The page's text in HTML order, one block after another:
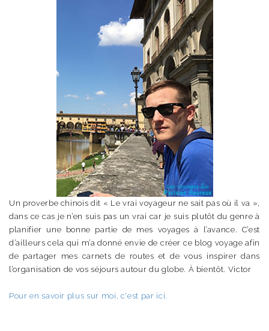
Un proverbe chinois dit « Le vrai voyageur ne sait pas où il va »,
dans ce cas je n’en suis pas un vrai car je suis plutôt du genre à
planifier une bonne partie de mes voyages à l’avance. C’est
d’ailleurs cela qui m’a donné envie de créer ce blog voyage afin
de partager mes carnets de routes et de vous inspirer dans
l’organisation de vos séjours autour du globe. À bientôt. Victor
Pour en savoir plus sur moi, c'est par ici.